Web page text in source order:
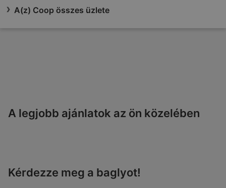
A(z) Coop összes üzlete
A legjobb ajánlatok az ön közelében
Kérdezze meg a baglyot!